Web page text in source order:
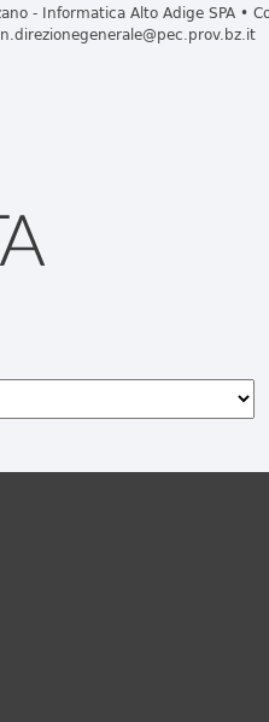
- Informatica Alto Adige SPA •